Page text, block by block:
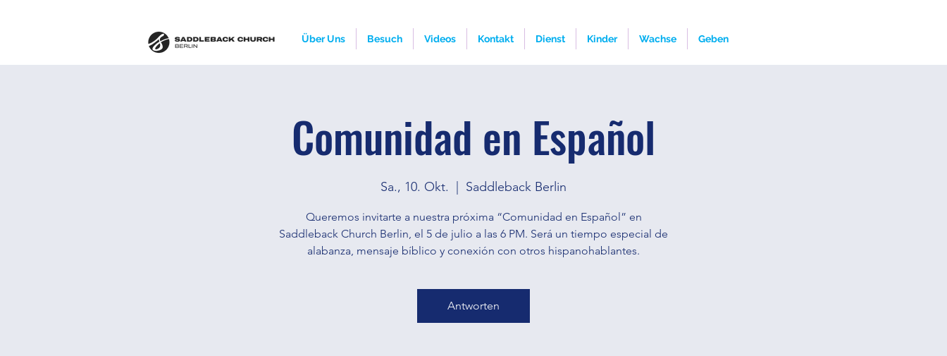
Über Uns Besuch Videos Kontakt Dienst Kinder Wachse Geben
Comunidad en Español
Sa., 10. Okt. Saddleback Berlin
Queremos invitarte a nuestra próxima “Comunidad en Español” en
Saddleback Church Berlin, el 5 de julio a las 6 PM. Será un tiempo especial de
alabanza, mensaje bíblico y conexión con otros hispanohablantes.
Antworten